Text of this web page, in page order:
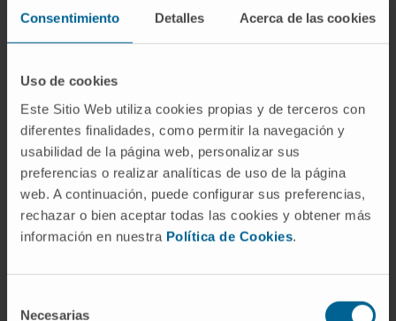
Consentimiento Detalles Acerca de las cookies
Uso de cookies
Este Sitio Web utiliza cookies propias y de terceros con
diferentes finalidades, como permitir la navegación y
usabilidad de la página web, personalizar sus
preferencias o realizar analíticas de uso de la página
web. A continuación, puede configurar sus preferencias,
rechazar o bien aceptar todas las cookies y obtener más
información en nuestra Política de Cookies.
Necesarias
Procedimientos
pediátricos especializados
Servicios de apoyo
complementario
alguno de nuestros especialistas?